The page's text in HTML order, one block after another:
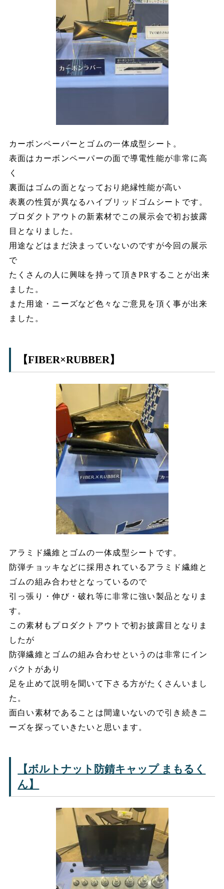
カーボンペーパーとゴムの一体成型シート。
表面はカーボンペーパーの面で導電性能が非常に高
く
裏面はゴムの面となっており絶縁性能が高い
表裏の性質が異なるハイブリッドゴムシートです。
プロダクトアウトの新素材でこの展示会で初お披露
目となりました。
用途などはまだ決まっていないのですが今回の展示
で
たくさんの人に興味を持って頂きPRすることが出来
ました。
また用途・ニーズなど色々なご意見を頂く事が出来
ました。
【FIBER×RUBBER】
アラミド繊維とゴムの一体成型シートです。
防弾チョッキなどに採用されているアラミド繊維と
ゴムの組み合わせとなっているので
引っ張り・伸び・破れ等に非常に強い製品となりま
す。
この素材もプロダクトアウトで初お披露目となりま
したが
防弾繊維とゴムの組み合わせというのは非常にイン
パクトがあり
足を止めて説明を聞いて下さる方がたくさんいまし
た。
面白い素材であることは間違いないので引き続きニ
ーズを探っていきたいと思います。
【ボルトナット防錆キャップ まもるく
ん】